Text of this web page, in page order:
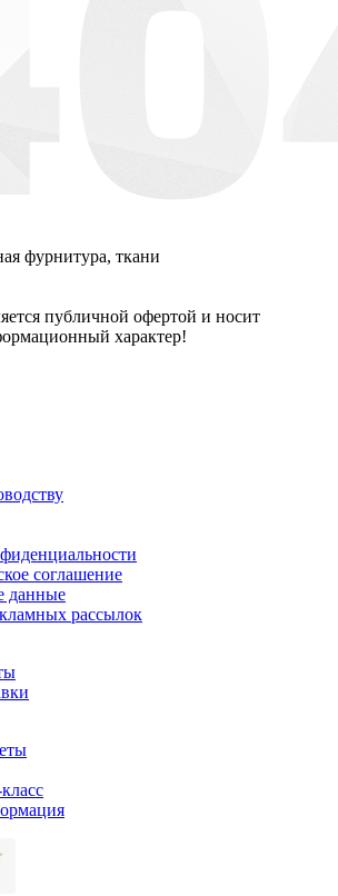
фурнитура, ткани
публичной офертой и носит
характер!
соглашение
данные
рассылок